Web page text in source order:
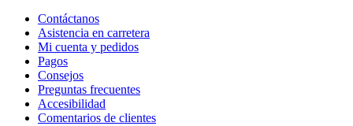
Contáctanos
Asistencia en carretera
Mi cuenta y pedidos
Pagos
Consejos
Preguntas frecuentes
Accesibilidad
Comentarios de clientes